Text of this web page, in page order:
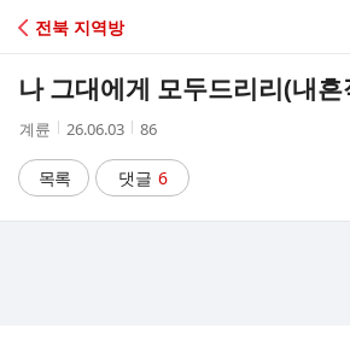
C
A
전북 지역방
나 그대에게 모두드리리(내흔
작
자
계륜
작
시
간
26.06.03
조
수
86
목록 댓글 6